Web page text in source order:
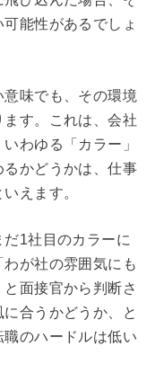
能性があるでしょ
味でも、その環境
す。これは、会社
わゆる「カラー」
かどうかは、仕事
えます。
1社目のカラーに
が社の雰囲気にも
面接官から判断さ
合うかどうか、と
のハードルは低い